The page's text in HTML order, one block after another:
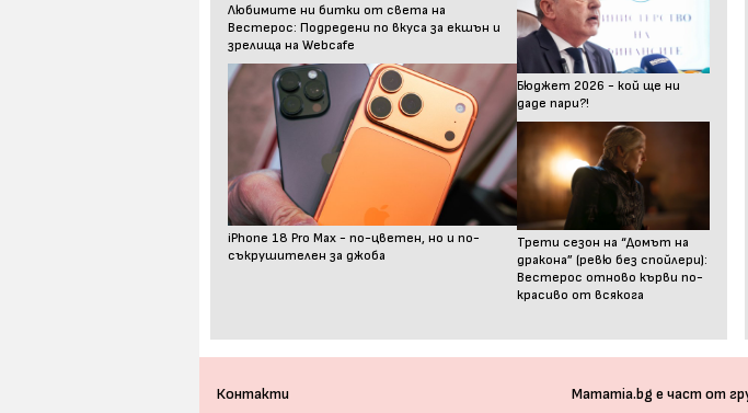
Любимите ни битки от света на
Вестерос: Подредени по вкуса за екшън и
зрелища на Webcafe
iPhone 18 Pro Max - по-цветен, но и по-
съкрушителен за джоба
Бюджет 2026 - кой ще ни
даде пари?!
Трети сезон на “Домът на
дракона” (ревю без спойлери):
Вестерос отново кърви по-
красиво от всякога
Контакти Mamamia.bg е част от